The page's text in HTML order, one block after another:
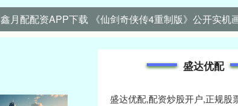
鑫月配配资APP下载 《仙剑奇侠传4重制版》公开实机
盛达优配
盛达优配,配资炒股开户,正规股